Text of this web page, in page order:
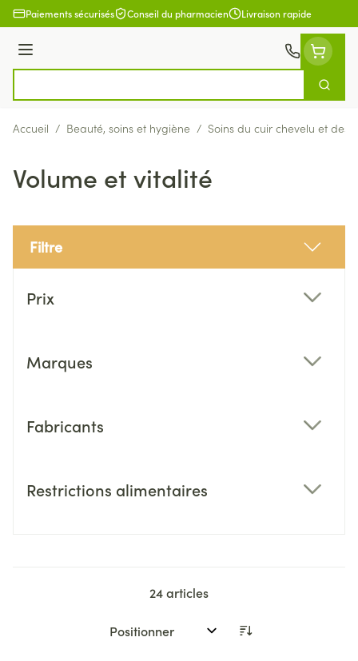
Aller au contenu
Paiements sécurisés Conseil du pharmacien Livraison rapide
Menu
Accueil / Beauté, soins et hygiène / Soins du cuir chevelu et des
Volume et vitalité
Filtre
Prix
Marques
Fabricants
Restrictions alimentaires
24articles
Trier par: